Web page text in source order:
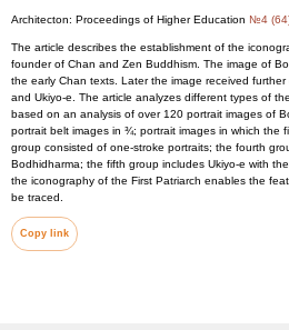
Architecton: Proceedings of Higher Education №4
The article describes the establishment of the
founder of Chan and Zen Buddhism. The image of
the early Chan texts. Later the image received
and Ukiyo-e. The article analyzes different types of
based on an analysis of over 120 portrait images of
portrait belt images in ¾; portrait images in which the
group consisted of one-stroke portraits; the fourth
Bodhidharma; the fifth group includes Ukiyo-e with
the iconography of the First Patriarch enables the
be traced.
Copy link